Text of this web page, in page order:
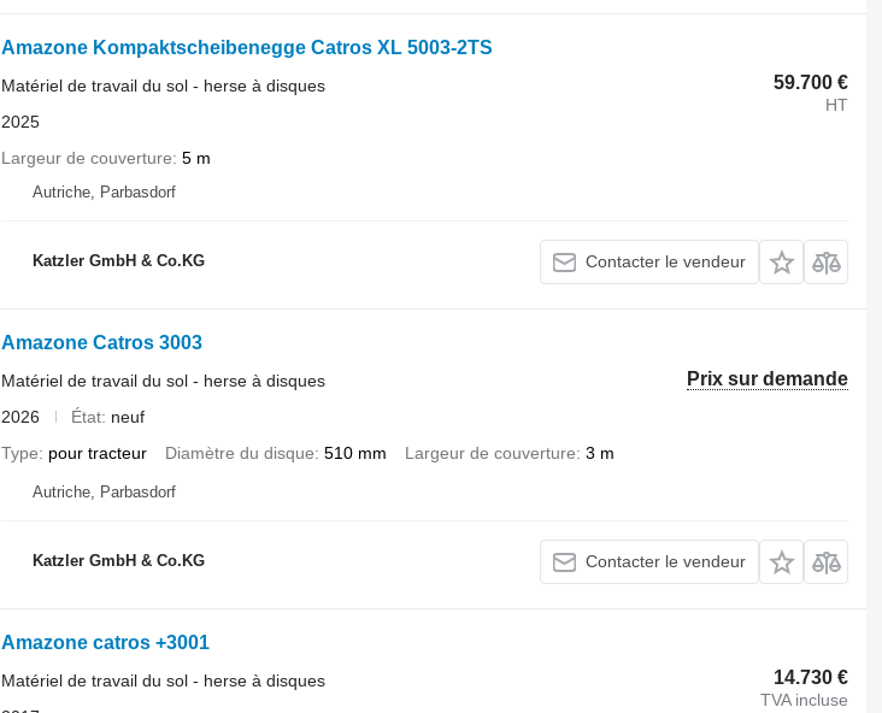
Amazone Kompaktscheibenegge Catros XL 5003-2TS
59.700 €
HT
Matériel de travail du sol - herse à disques
2025
Largeur de couverture 5 m
Autriche, Parbasdorf
Katzler GmbH & Co.KG Contacter le vendeur
Amazone Catros 3003
Prix sur demande
Matériel de travail du sol - herse à disques
2026
État neuf
Type
pour tracteur Diamètre du disque 510 mm Largeur de couverture 3 m
Autriche, Parbasdorf
Katzler GmbH & Co.KG Contacter le vendeur
Amazone catros +3001
14.730 €
TVA incluse
Matériel de travail du sol - herse à disques